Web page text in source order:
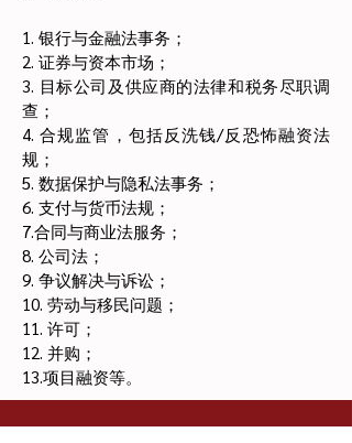
1. 银行与金融法事务；
2. 证券与资本市场；
3. 目标公司及供应商的法律和税务尽职调
查；
4. 合规监管，包括反洗钱/反恐怖融资法
规；
5. 数据保护与隐私法事务；
6. 支付与货币法规；
7.合同与商业法服务；
8. 公司法；
9. 争议解决与诉讼；
10. 劳动与移民问题；
11. 许可；
12. 并购；
13.项目融资等。